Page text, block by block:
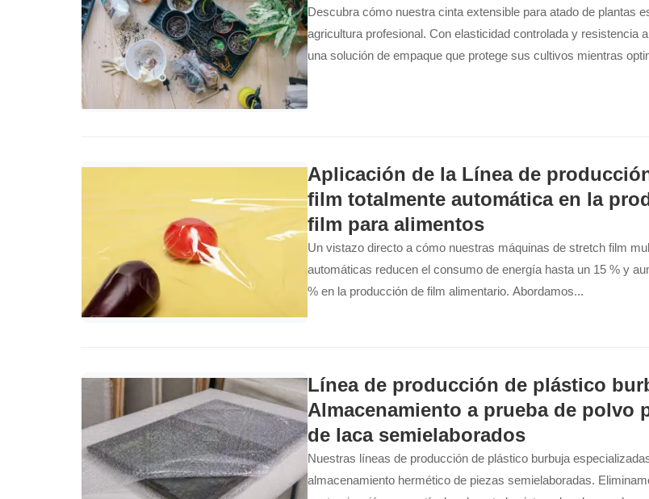
Descubra cómo nuestra cinta extensible para atado de plantas
agricultura profesional. Con elasticidad controlada y resistencia
una solución de empaque que protege sus cultivos mientras
Ideal para invernaderos, viñedos y...
Aplicación de la Línea de
film totalmente automática en la
film para alimentos
Un vistazo directo a cómo nuestras máquinas de stretch film
automáticas reducen el consumo de energía hasta un 15 % y
% en la producción de film alimentario. Abordamos...
Línea de producción de plástico
Almacenamiento a prueba de polvo
de laca semielaborados
Nuestras líneas de producción de plástico burbuja
almacenamiento hermético de piezas semielaboradas.